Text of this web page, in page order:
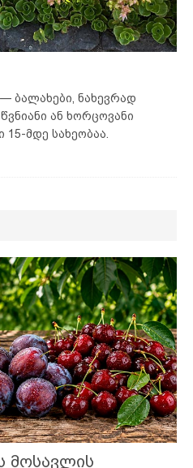
ბალახები, ნახევრად
ან ხორცოვანი
მდე სახეობაა.
მოსავლის